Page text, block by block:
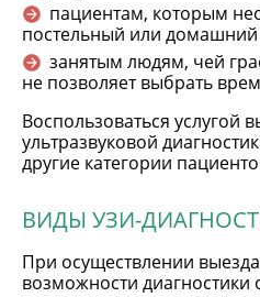
пациентам, которым
постельный или
занятым людям, чей
не позволяет выбрать
Воспользоваться услугой
ультразвуковой
другие категории
ВИДЫ УЗИ-
При осуществлении
возможности диагностики